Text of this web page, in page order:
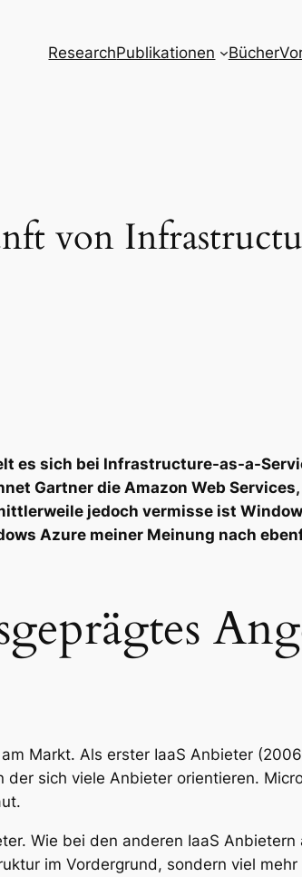
ResearchPublikationen Bücher
von
es sich bei Infrastructure-as-a-
Gartner die Amazon Web
jedoch vermisse ist
Azure meiner Meinung nach
Markt. Als erster IaaS Anbieter
sich viele Anbieter orientieren.
Wie bei den anderen IaaS
im Vordergrund, sondern viel